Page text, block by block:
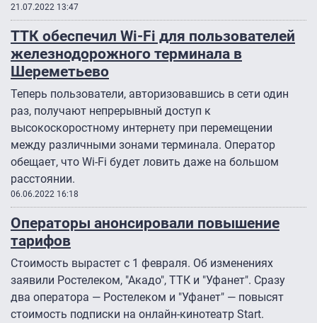
21.07.2022 13:47
ТТК обеспечил Wi-Fi для пользователей
железнодорожного терминала в
Шереметьево
Теперь пользователи, авторизовавшись в сети один
раз, получают непрерывный доступ к
высокоскоростному интернету при перемещении
между различными зонами терминала. Оператор
обещает, что Wi-Fi будет ловить даже на большом
расстоянии.
06.06.2022 16:18
Операторы анонсировали повышение
тарифов
Стоимость вырастет с 1 февраля. Об изменениях
заявили Ростелеком, "Акадо", ТТК и "Уфанет". Сразу
два оператора — Ростелеком и "Уфанет" — повысят
стоимость подписки на онлайн-кинотеатр Start.